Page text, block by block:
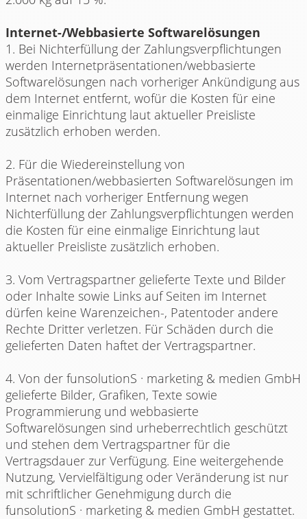
Internet-/Webbasierte Softwarelösungen
1. Bei Nichterfüllung der Zahlungsverpflichtungen
werden Internetpräsentationen/webbasierte
Softwarelösungen nach vorheriger Ankündigung aus
dem Internet entfernt, wofür die Kosten für eine
einmalige Einrichtung laut aktueller Preisliste
zusätzlich erhoben werden.
2. Für die Wiedereinstellung von
Präsentationen/webbasierten Softwarelösungen im
Internet nach vorheriger Entfernung wegen
Nichterfüllung der Zahlungsverpflichtungen werden
die Kosten für eine einmalige Einrichtung laut
aktueller Preisliste zusätzlich erhoben.
3. Vom Vertragspartner gelieferte Texte und Bilder
oder Inhalte sowie Links auf Seiten im Internet
dürfen keine Warenzeichen-, Patentoder andere
Rechte Dritter verletzen. Für Schäden durch die
gelieferten Daten haftet der Vertragspartner.
4. Von der funsolutionS · marketing & medien GmbH
gelieferte Bilder, Grafiken, Texte sowie
Programmierung und webbasierte
Softwarelösungen sind urheberrechtlich geschützt
und stehen dem Vertragspartner für die
Vertragsdauer zur Verfügung. Eine weitergehende
Nutzung, Vervielfältigung oder Veränderung ist nur
mit schriftlicher Genehmigung durch die
funsolutionS · marketing & medien GmbH gestattet.